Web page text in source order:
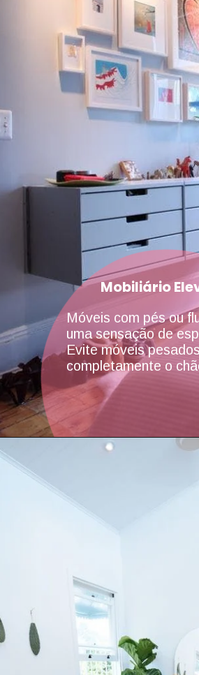
Móveis com pés ou
uma sensação de
Evite móveis
completamente o
Mobiliário